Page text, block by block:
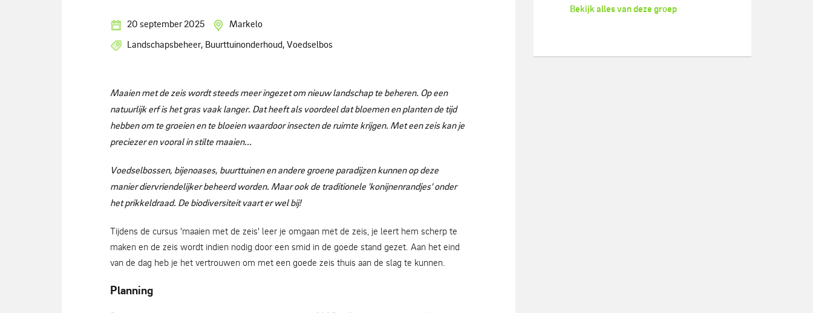
20 september 2025
Markelo
Landschapsbeheer, Buurttuinonderhoud, Voedselbos
Maaien met de zeis wordt steeds meer ingezet om nieuw landschap te beheren. Op een
natuurlijk erf is het gras vaak langer. Dat heeft als voordeel dat bloemen en planten de tijd
hebben om te groeien en te bloeien waardoor insecten de ruimte krijgen. Met een zeis kan je
preciezer en vooral in stilte maaien...
Voedselbossen, bijenoases, buurttuinen en andere groene paradijzen kunnen op deze
manier diervriendelijker beheerd worden. Maar ook de traditionele 'konijnenrandjes' onder
het prikkeldraad. De biodiversiteit vaart er wel bij!
Tijdens de cursus 'maaien met de zeis' leer je omgaan met de zeis, je leert hem scherp te
maken en de zeis wordt indien nodig door een smid in de goede stand gezet. Aan het eind
van de dag heb je het vertrouwen om met een goede zeis thuis aan de slag te kunnen.
Planning
Bekijk alles van deze groep